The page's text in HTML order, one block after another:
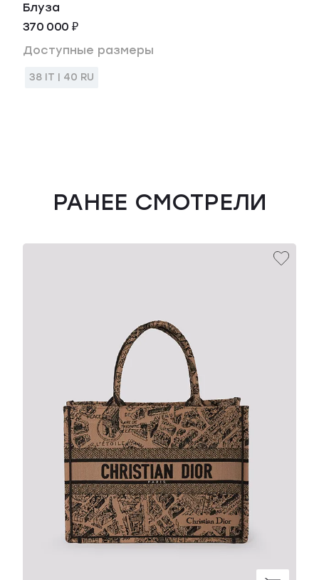
Блуза
370 000 ₽
Доступные размеры
38 IT | 40 RU
РАНЕЕ СМОТРЕЛИ